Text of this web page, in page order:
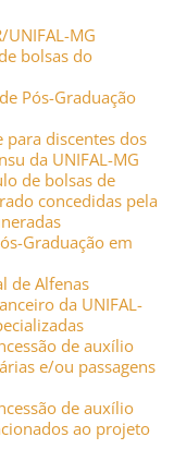
UNIFAL-MG
bolsas do
Pós-Graduação
para discentes dos
da UNIFAL-MG
de bolsas de
concedidas pela
Graduação em
de Alfenas
da UNIFAL-
de auxílio
e/ou passagens
de auxílio
ao projeto